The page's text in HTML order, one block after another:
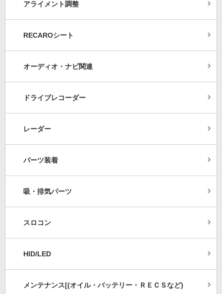
アライメント調整
RECAROシート
オーディオ・ナビ関連
ドライブレコーダー
レーダー
パーツ装着
吸・排気パーツ
スロコン
HID/LED
メンテナンス[(オイル・バッテリー・ＲＥＣＳなど)